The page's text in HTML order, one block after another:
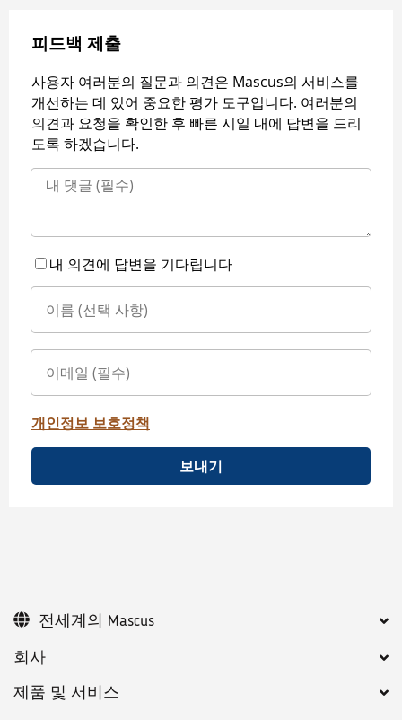
피드백 제출
사용자 여러분의 질문과 의견은 Mascus의 서비스를
개선하는 데 있어 중요한 평가 도구입니다. 여러분의
의견과 요청을 확인한 후 빠른 시일 내에 답변을 드리
도록 하겠습니다.
내 의견에 답변을 기다립니다
개인정보 보호정책
보내기
회사
제품 및 서비스
전세계의 Mascus